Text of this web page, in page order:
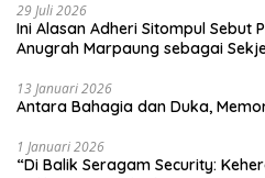
29 Juli 2026
Ini Alasan Adheri Sitompul Sebut
Anugrah Marpaung sebagai
13 Januari 2026
Antara Bahagia dan Duka,
1 Januari 2026
“Di Balik Seragam Security: